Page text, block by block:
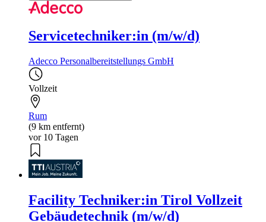
Servicetechniker:in (m/w/d)
Adecco Personalbereitstellungs GmbH
Vollzeit
Rum
(9 km entfernt)
vor 10 Tagen
Facility Techniker:in Tirol Vollzeit
Gebäudetechnik (m/w/d)